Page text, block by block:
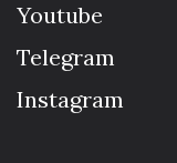
Youtube
Telegram
Instagram